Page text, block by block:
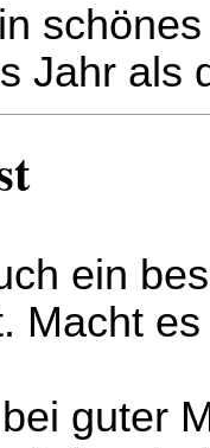
Jahr als
ein
Macht
guter